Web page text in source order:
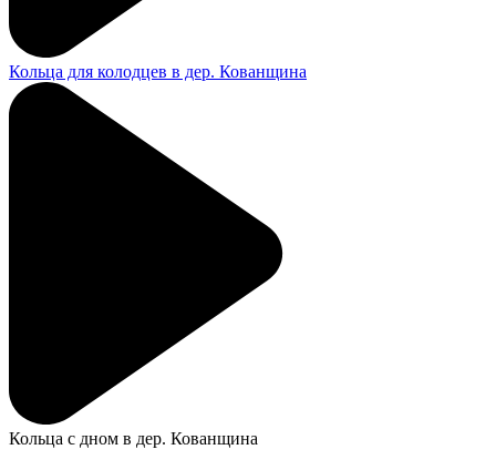
Кольца для колодцев в дер. Кованщина
Кольца с дном в дер. Кованщина